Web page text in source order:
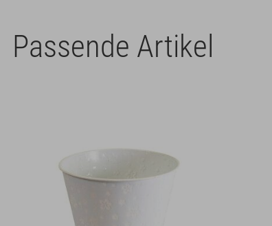
Passende Artikel